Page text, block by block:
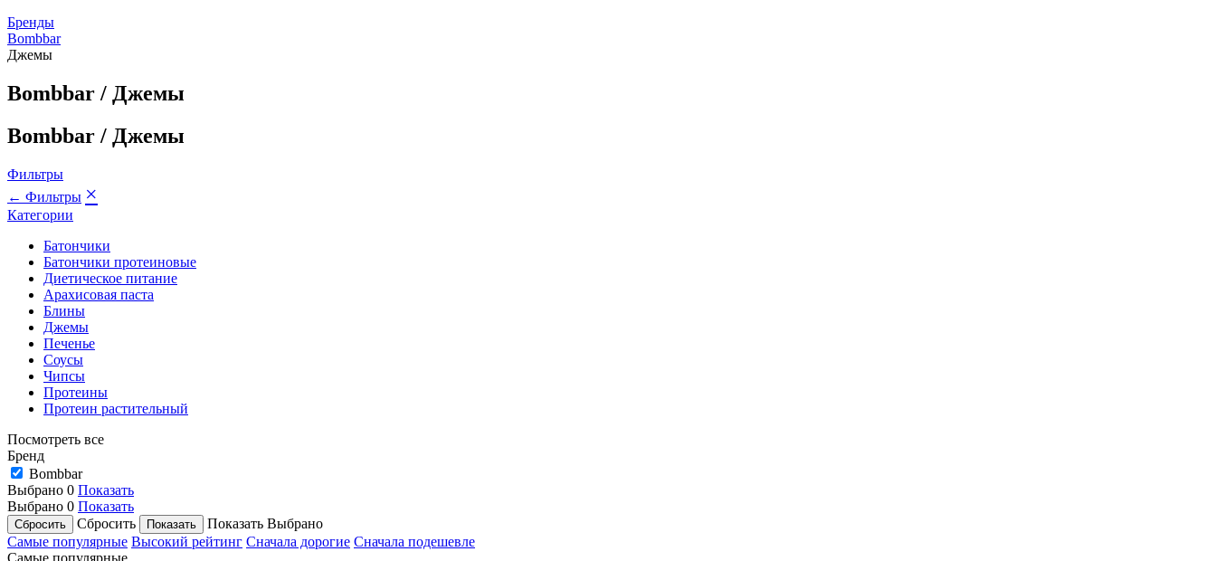
Бренды
Bombbar
Джемы
Bombbar / Джемы
Bombbar / Джемы
Фильтры
← Фильтры ×
Категории
Батончики
Батончики протеиновые
Диетическое питание
Арахисовая паста
Блины
Джемы
Печенье
Соусы
Чипсы
Протеины
Протеин растительный
Посмотреть все
Бренд
Bombbar
Выбрано 0 Показать
Выбрано 0 Показать
Сбросить
Показать Выбрано
Самые популярные Высокий рейтинг Сначала дорогие Сначала подешевле
Самые популярные